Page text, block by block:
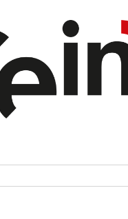
CEIN
Desarrollo empresarial